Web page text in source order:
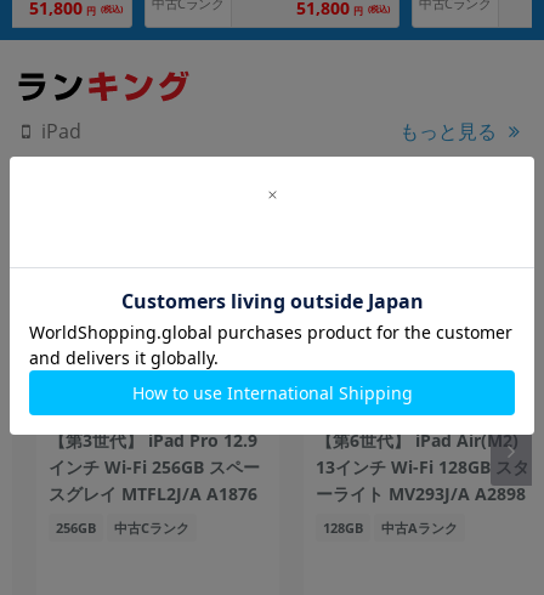
51,800 円 (税込) 中古Cランク 51,800 円 (税込) 中古Cランク
iPad もっと見る
【第3世代】 iPad Pro 12.9
インチ Wi-Fi 256GB スペー
スグレイ MTFL2J/A A1876
256GB 中古Cランク
【第6世代】 iPad Air(M2)
13インチ Wi-Fi 128GB スタ
ーライト MV293J/A A2898
128GB 中古Aランク